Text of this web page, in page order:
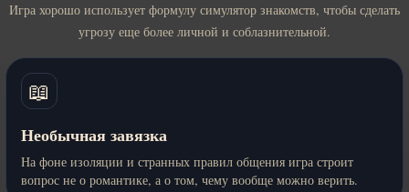
Игра хорошо использует формулу симулятор знакомств, чтобы сделать
угрозу еще более личной и соблазнительной.
📖
Необычная завязка
На фоне изоляции и странных правил общения игра строит
вопрос не о романтике, а о том, чему вообще можно верить.